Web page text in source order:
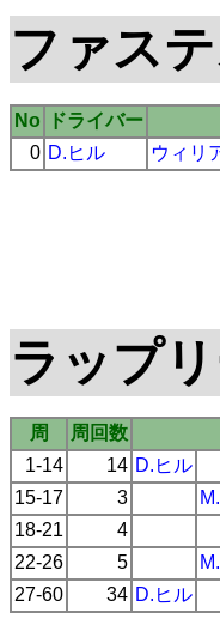
ファス
No ドライバー
0 D.ヒル ウィリ
ラップ
周 周回数
1-14
14 D.ヒル
15-17
3
18-21
4
22-26
5
27-60
34 D.ヒル